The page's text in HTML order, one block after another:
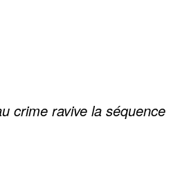
crime ravive la séquence